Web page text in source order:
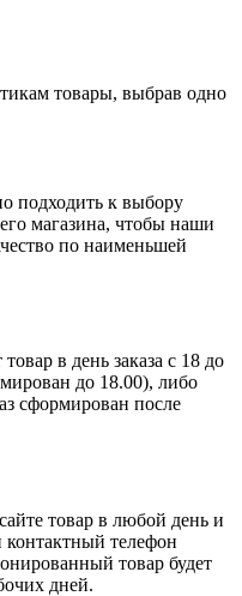
товары, выбрав одно
подходить к выбору
магазина, чтобы наши
по наименьшей
в день заказа с 18 до
до 18.00), либо
сформирован после
товар в любой день и
телефон
товар будет
дней.